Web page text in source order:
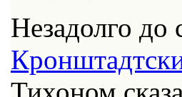
Незадолго до